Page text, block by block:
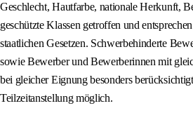
Geschlecht, Hautfarbe, nationale Herkunft,
geschützte Klassen getroffen und
staatlichen Gesetzen. Schwerbehinderte
sowie Bewerber und Bewerberinnen mit
bei gleicher Eignung besonders
Teilzeitanstellung möglich.